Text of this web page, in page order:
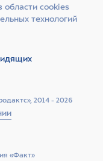
2014 - 2026
области cookies
технологий
«Факт»